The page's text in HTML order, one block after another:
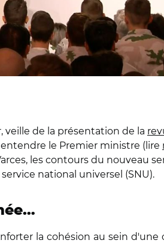
veille de la présentation de la
le Premier ministre (lire
les contours du nouveau
national universel (SNU).
la cohésion au sein d'une